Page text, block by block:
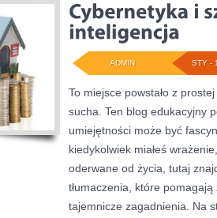
STY -
ADMIN
To miejsce powstało z
sucha. Ten blog edukacyjny
umiejętności może być
kiedykolwiek miałeś
oderwane od życia, tutaj
tłumaczenia, które
tajemnicze zagadnienia. Na